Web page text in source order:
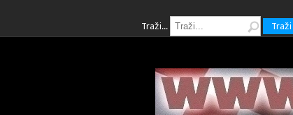
Traži... Traži